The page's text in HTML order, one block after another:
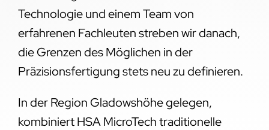
Technologie und einem Team von
erfahrenen Fachleuten streben wir danach,
die Grenzen des Möglichen in der
Präzisionsfertigung stets neu zu definieren.
In der Region Gladowshöhe gelegen,
kombiniert HSA MicroTech traditionelle